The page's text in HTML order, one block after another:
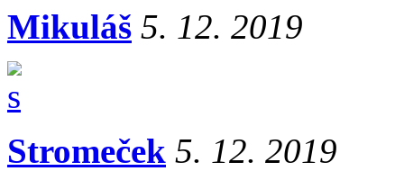
Mikuláš 5. 12. 2019
Stromeček 5. 12. 2019